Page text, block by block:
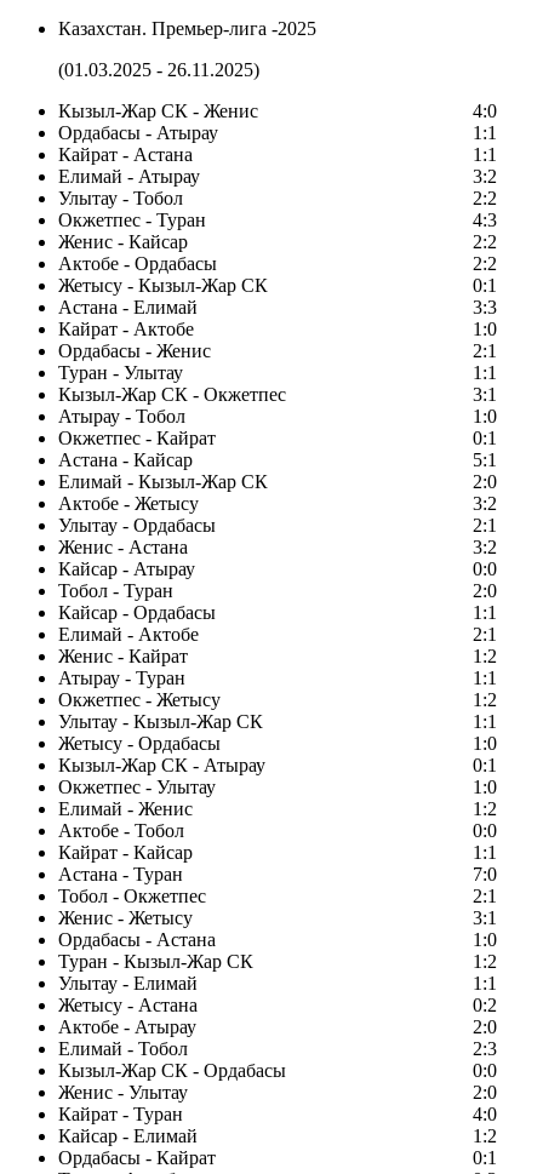
Казахстан. Премьер-лига -2025
(01.03.2025 - 26.11.2025)
Кызыл-Жар СК - Женис
4:0
Ордабасы - Атырау
1:1
Кайрат - Астана
1:1
Елимай - Атырау
3:2
Улытау - Тобол
2:2
Окжетпес - Туран
4:3
Женис - Кайсар
2:2
Актобе - Ордабасы
2:2
Жетысу - Кызыл-Жар СК
0:1
Астана - Елимай
3:3
Кайрат - Актобе
1:0
Ордабасы - Женис
2:1
Туран - Улытау
1:1
Кызыл-Жар СК - Окжетпес
3:1
Атырау - Тобол
1:0
Окжетпес - Кайрат
0:1
Астана - Кайсар
5:1
Елимай - Кызыл-Жар СК
2:0
Актобе - Жетысу
3:2
Улытау - Ордабасы
2:1
Женис - Астана
3:2
Кайсар - Атырау
0:0
Тобол - Туран
2:0
Кайсар - Ордабасы
1:1
Елимай - Актобе
2:1
Женис - Кайрат
1:2
Атырау - Туран
1:1
Окжетпес - Жетысу
1:2
Улытау - Кызыл-Жар СК
1:1
Жетысу - Ордабасы
1:0
Кызыл-Жар СК - Атырау
0:1
Окжетпес - Улытау
1:0
Елимай - Женис
1:2
Актобе - Тобол
0:0
Кайрат - Кайсар
1:1
Астана - Туран
7:0
Тобол - Окжетпес
2:1
Женис - Жетысу
3:1
Ордабасы - Астана
1:0
Туран - Кызыл-Жар СК
1:2
Улытау - Елимай
1:1
Жетысу - Астана
0:2
Актобе - Атырау
2:0
Елимай - Тобол
2:3
Кызыл-Жар СК - Ордабасы
0:0
Женис - Улытау
2:0
Кайрат - Туран
4:0
Кайсар - Елимай
1:2
Ордабасы - Кайрат
0:1